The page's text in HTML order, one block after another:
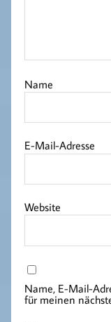
Name
E-Mail-Adresse
Website
Name, E-Mail-
für meinen